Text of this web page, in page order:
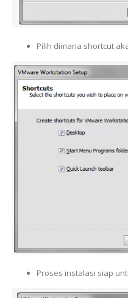
Pilih dimana shortcut
Proses instalasi siap